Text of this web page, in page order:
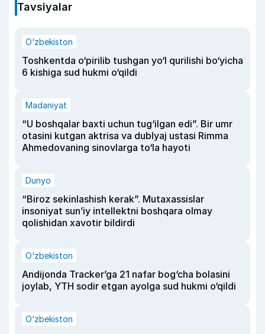
Tavsiyalar
O‘zbekiston
Toshkentda o‘pirilib tushgan yo‘l qurilishi bo‘yicha
6 kishiga sud hukmi o‘qildi
Madaniyat
“U boshqalar baxti uchun tug‘ilgan edi”. Bir umr
otasini kutgan aktrisa va dublyaj ustasi Rimma
Ahmedovaning sinovlarga to‘la hayoti
Dunyo
“Biroz sekinlashish kerak”. Mutaxassislar
insoniyat sun’iy intellektni boshqara olmay
qolishidan xavotir bildirdi
O‘zbekiston
Andijonda Tracker’ga 21 nafar bog‘cha bolasini
joylab, YTH sodir etgan ayolga sud hukmi o‘qildi
O‘zbekiston